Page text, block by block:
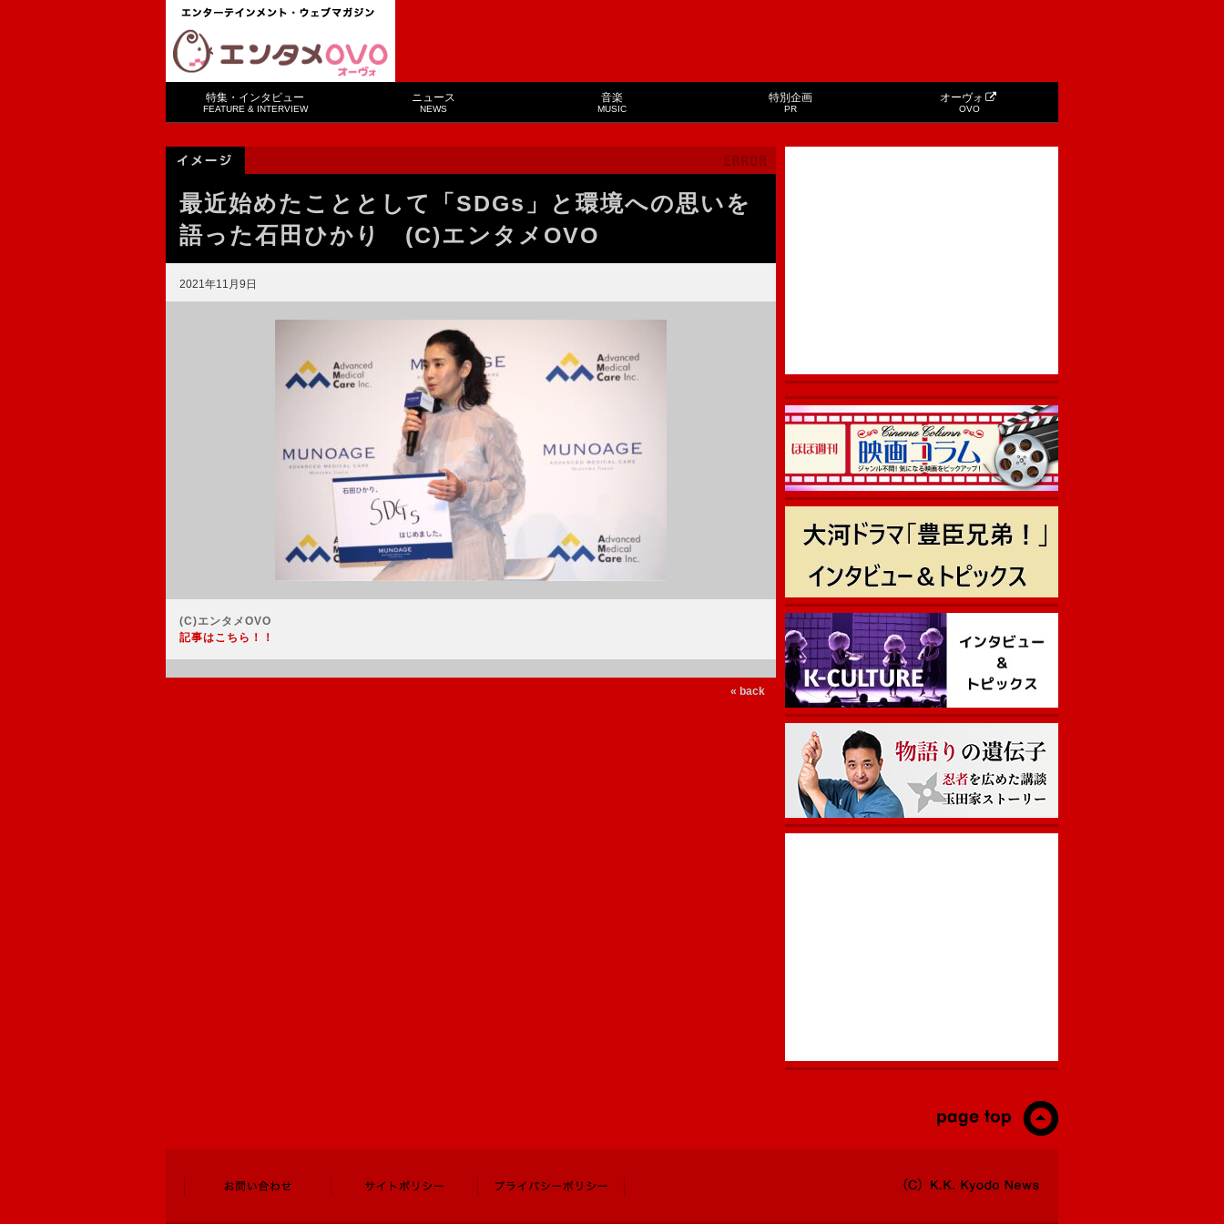
特集・インタビュー
FEATURE & INTERVIEW
ニュース
NEWS
音楽
MUSIC
特別企画
PR
オーヴォ
OVO
最近始めたこととして「SDGs」と環境への思いを
語った石田ひかり (C)エンタメOVO
2021年11月9日
(C)エンタメOVO
記事はこちら！！
« back